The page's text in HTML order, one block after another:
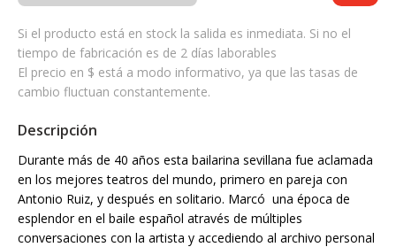
Si el producto está en stock la salida es inmediata. Si no el
tiempo de fabricación es de 2 días laborables
El precio en $ está a modo informativo, ya que las tasas de
cambio fluctuan constantemente.
Descripción
Durante más de 40 años esta bailarina sevillana fue aclamada
en los mejores teatros del mundo, primero en pareja con
Antonio Ruiz, y después en solitario. Marcó una época de
esplendor en el baile español através de múltiples
conversaciones con la artista y accediendo al archivo personal